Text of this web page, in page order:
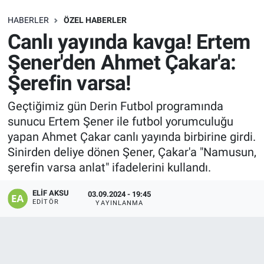
HABERLER ÖZEL HABERLER
Canlı yayında kavga! Ertem
Şener'den Ahmet Çakar'a:
Şerefin varsa!
Geçtiğimiz gün Derin Futbol programında
sunucu Ertem Şener ile futbol yorumculuğu
yapan Ahmet Çakar canlı yayında birbirine girdi.
Sinirden deliye dönen Şener, Çakar'a "Namusun,
şerefin varsa anlat" ifadelerini kullandı.
ELIF AKSU
EDITÖR
03.09.2024 - 19:45
YAYINLANMA
SAĞLIK
EKONOMİ
EĞİTİM
ÖZEL HABER
Keşfet
ASTROLOJİ
MANŞET